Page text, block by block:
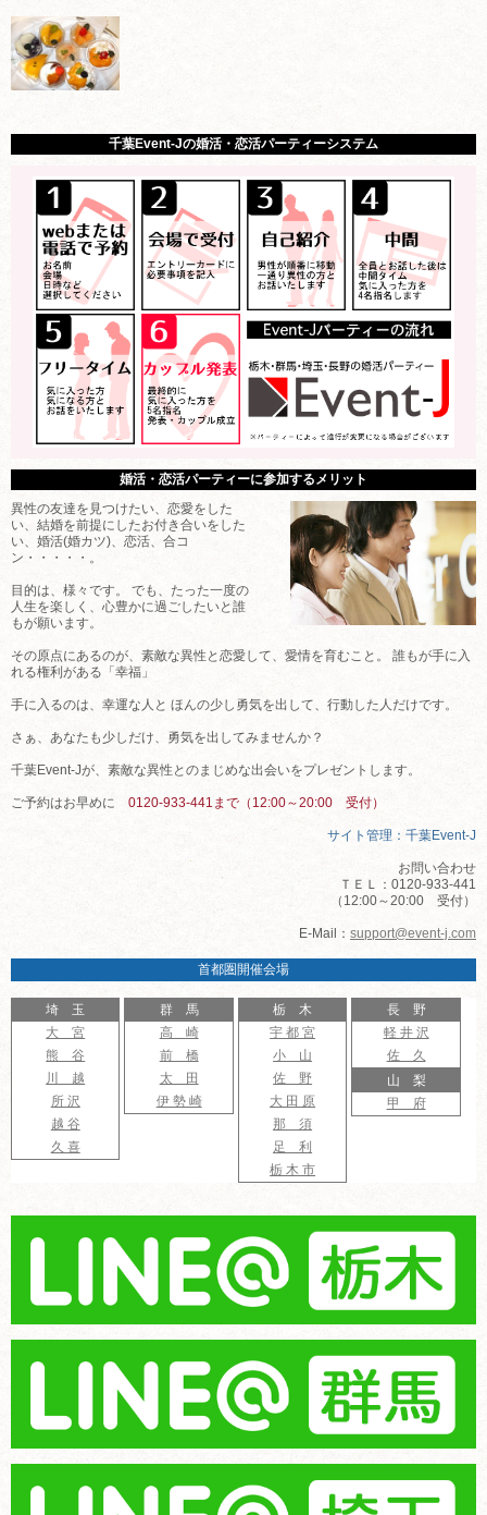
千葉Event-Jの婚活・恋活パーティーシステム
婚活・恋活パーティーに参加するメリット
異性の友達を見つけたい、恋愛をした
い、結婚を前提にしたお付き合いをした
い、婚活(婚カツ)、恋活、合コ
ン・・・・・。
目的は、様々です。 でも、たった一度の
人生を楽しく、心豊かに過ごしたいと誰
もが願います。
その原点にあるのが、素敵な異性と恋愛して、愛情を育むこと。 誰もが手に入
れる権利がある「幸福」
手に入るのは、幸運な人と ほんの少し勇気を出して、行動した人だけです。
さぁ、あなたも少しだけ、勇気を出してみませんか？
千葉Event-Jが、素敵な異性とのまじめな出会いをプレゼントします。
ご予約はお早めに 0120-933-441まで（12:00～20:00 受付）
サイト管理：千葉Event-J
お問い合わせ
ＴＥＬ：0120-933-441
（12:00～20:00 受付）
E-Mail： support@event-j.com
首都圏開催会場
埼 玉
大 宮
熊 谷
川 越
所 沢
越 谷
久 喜
群 馬
高 崎
前 橋
太 田
伊 勢 崎
栃 木
宇 都 宮
小 山
佐 野
大 田 原
那 須
足 利
栃 木 市
長 野
軽 井 沢
佐 久
山 梨
甲 府